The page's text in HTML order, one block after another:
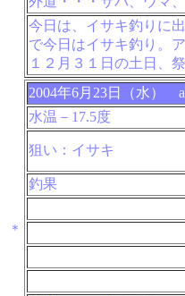
今日は、イサキ釣りに
で今日はイサキ釣り。
１２月３１日の土日、
＊
2004年6月23日（水）
水温－17.5度
狙い：イサキ
釣果